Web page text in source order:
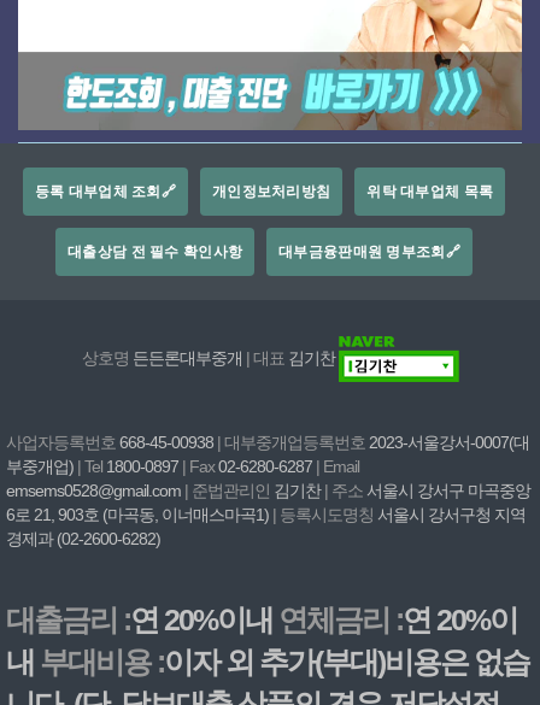
등록 대부업체 조회🔗 개인정보처리방침 위탁 대부업체 목록
대출상담 전 필수 확인사항 대부금융판매원 명부조회🔗
상호명 든든론대부중개 | 대표 김기찬
사업자등록번호 668-45-00938 | 대부중개업등록번호 2023-서울강서-0007(대
부중개업) | Tel 1800-0897 | Fax02-6280-6287 | Email
emsems0528@gmail.com | 준법관리인 김기찬| 주소 서울시 강서구 마곡중앙
6로 21, 903호 (마곡동, 이너매스마곡1) | 등록시도명칭 서울시 강서구청 지역
경제과 (02-2600-6282)
대출금리 :연 20%이내 연체금리 :연 20%이
내 부대비용 :이자 외 추가(부대)비용은 없습